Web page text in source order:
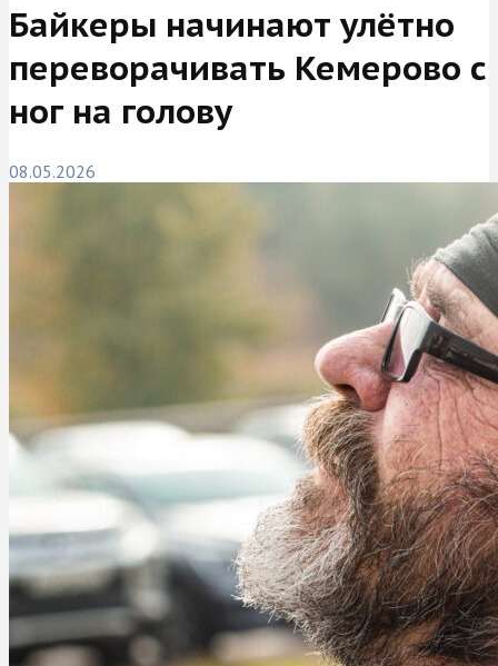
Байкеры начинают улётно
переворачивать Кемерово с
ног на голову
08.05.2026